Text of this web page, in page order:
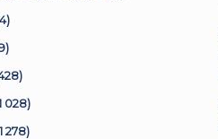
028)
278)